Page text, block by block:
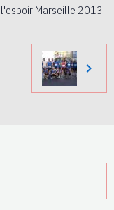
Marseille 2013